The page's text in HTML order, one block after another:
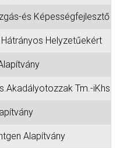
és Képességfejlesztő
Helyzetűekért
Tm.-iKhs
Alapítvány